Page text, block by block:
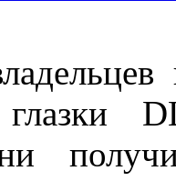
глазки